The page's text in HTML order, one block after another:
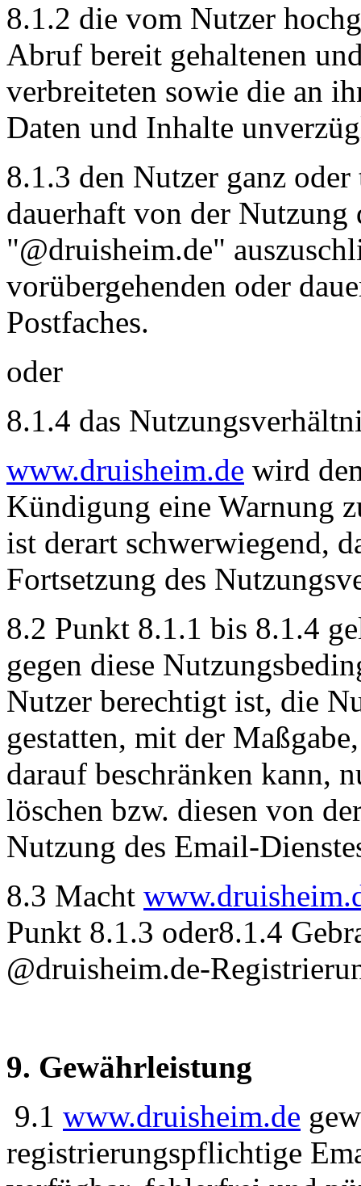
8.1.2 die vom Nutzer
Abruf bereit gehaltenen
verbreiteten sowie die an
Daten und Inhalte
8.1.3 den Nutzer ganz
dauerhaft von der Nutzung
"@druisheim.de"
vorübergehenden oder
Postfaches.
oder
8.1.4 das
www.druisheim.de wird
Kündigung eine Warnung
ist derart schwerwiegend,
Fortsetzung des
8.2 Punkt 8.1.1 bis 8.1.4
gegen diese
Nutzer berechtigt ist, die
gestatten, mit der
darauf beschränken kann,
löschen bzw. diesen von
Nutzung des Email-
8.3 Macht
Punkt 8.1.3 oder8.1.4
@druisheim.de-
9. Gewährleistung
9.1 www.druisheim.de
registrierungspflichtige